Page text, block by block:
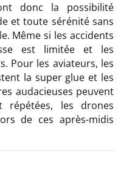
donc la possibilité
et toute sérénité sans
Même si les accidents
est limitée et les
Pour les aviateurs, les
la super glue et les
audacieuses peuvent
répétées, les drones
de ces après-midis